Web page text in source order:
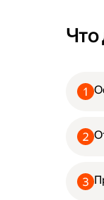
Что